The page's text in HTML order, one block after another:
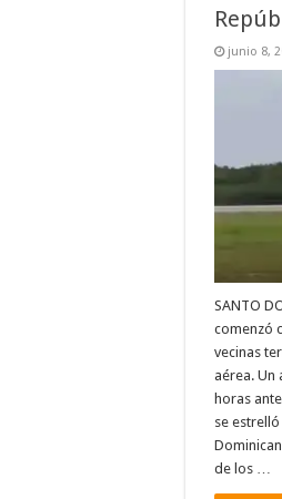
junio 8,
SANTO
comenzó
vecinas
aérea.
horas
se
de los …